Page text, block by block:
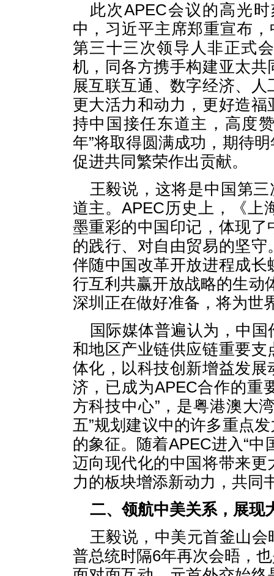
此次APEC会议的高光
中，习近平主席郑重宣布
第三十三次领导人非正式
机，同各方携手构建亚太
展互联互通、数字经济、
更大活力和动力，更好造
持中国接任东道主，高度
年”将取得圆满成功，期待
促进共同繁荣作出贡献。
王毅说，这将是中国第
道主。APEC历史上，《上
墨重彩的中国印记，体现
的践行、对自由贸易的坚
伴随中国改革开放进程成
行互利共赢开放战略的生动
深圳正在做好准备，将为世
国际媒体普遍认为，中
和地区产业链供应链重要
体化，以科技创新增益发
济，已成为APEC合作的重
方科技中心”，是粤港澳大
五”规划建议中的许多重点
的象征。随着APEC进入“
迈向现代化的中国将带来
力的板块增添新动力，共同
二、领航中美关系，展现
王毅说，中美元首釜山
普总统时隔6年再次会晤，